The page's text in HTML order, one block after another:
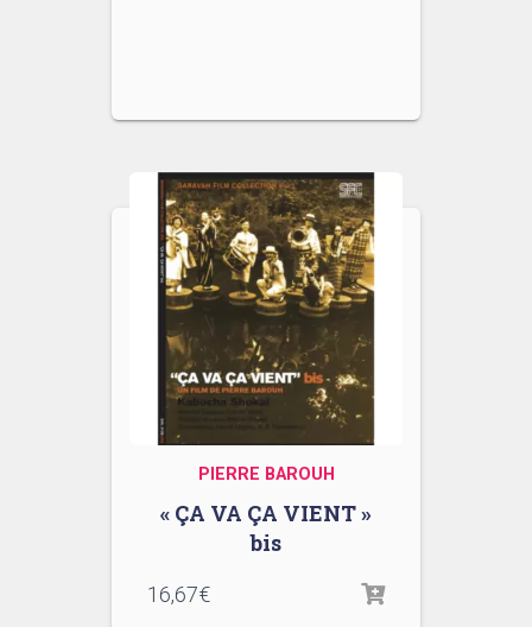
PIERRE BAROUH
« ÇA VA ÇA VIENT »
bis
16,67€